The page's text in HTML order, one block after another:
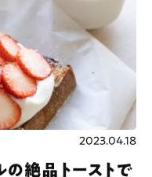
の絶品トーストで
2023.04.18